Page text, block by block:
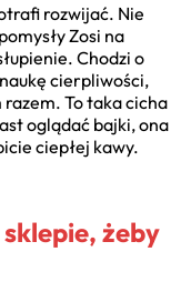
rozwijać. Nie
Zosi na
Chodzi o
cierpliwości,
To taka cicha
oglądać bajki, ona
ciepłej kawy.
żeby